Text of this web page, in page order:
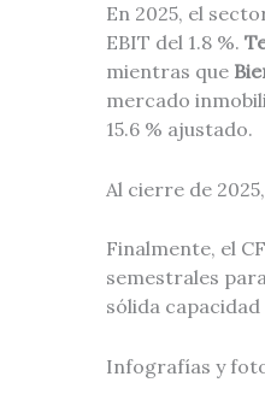
En 2025, el
EBIT del 1.8 %.
mientras que
mercado
15.6 % ajustado.
Al cierre de
Finalmente, el
semestrales
sólida
Infografías y